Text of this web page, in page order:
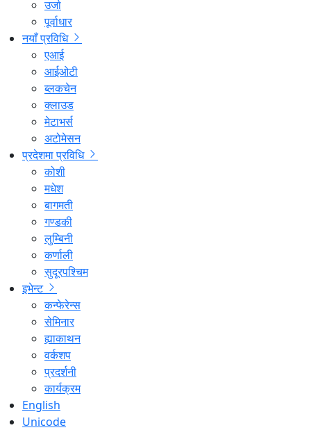
उर्जा
पूर्वाधार
नयाँ प्रविधि
एआई
आईओटी
ब्लकचेन
क्लाउड
मेटाभर्स
अटोमेसन
प्रदेशमा प्रविधि
कोशी
मधेश
बागमती
गण्डकी
लुम्बिनी
कर्णाली
सुदूरपश्चिम
इभेन्ट
कन्फेरेन्स
सेमिनार
ह्याकाथन
वर्कशप
प्रदर्शनी
कार्यक्रम
English
Unicode